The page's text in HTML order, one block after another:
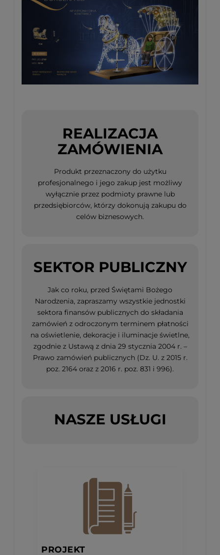
REALIZACJA
ZAMÓWIENIA
Produkt przeznaczony do użytku
profesjonalnego i jego zakup jest możliwy
wyłącznie przez podmioty prawne lub
przedsiębiorców, którzy dokonują zakupu do
celów biznesowych.
SEKTOR PUBLICZNY
Jak co roku, przed Świętami Bożego
Narodzenia, zapraszamy wszystkie jednostki
sektora finansów publicznych do składania
zamówień z odroczonym terminem płatności
na oświetlenie, dekoracje i iluminacje świetlne,
zgodnie z Ustawą z dnia 29 stycznia 2004 r. –
Prawo zamówień publicznych (Dz. U. z 2015 r.
poz. 2164 oraz z 2016 r. poz. 831 i 996).
NASZE USŁUGI
PROJEKT